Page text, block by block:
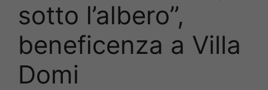
sotto l’albero”,
beneficenza a Villa
Domi